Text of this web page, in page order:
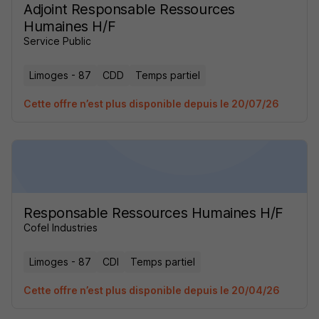
Adjoint Responsable Ressources
Humaines H/F
Service Public
Limoges - 87 CDD Temps partiel
Cette offre n’est plus disponible depuis le 20/07/26
Responsable Ressources Humaines H/F
Cofel Industries
Limoges - 87 CDI Temps partiel
Cette offre n’est plus disponible depuis le 20/04/26